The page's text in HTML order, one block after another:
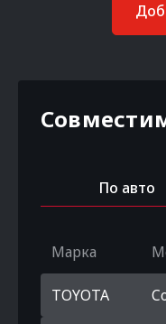
По авто
Марка
TOYOTA